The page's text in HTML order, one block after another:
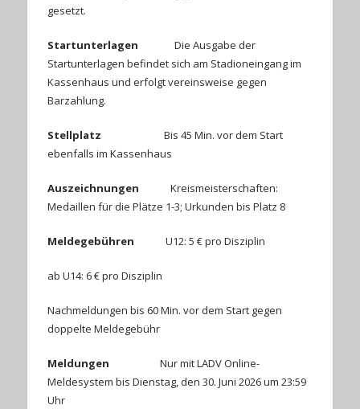
gesetzt.
Startunterlagen
Die Ausgabe der
Startunterlagen befindet sich am Stadioneingang im
Kassenhaus und erfolgt vereinsweise gegen
Barzahlung.
Stellplatz
Bis 45 Min. vor dem Start
ebenfalls im Kassenhaus
Auszeichnungen
Kreismeisterschaften:
Medaillen für die Plätze 1-3; Urkunden bis Platz 8
Meldegebühren U12: 5 € pro Disziplin
ab U14: 6 € pro Disziplin
Nachmeldungen bis 60 Min. vor dem Start gegen
doppelte Meldegebühr
Meldungen
Nur mit LADV Online-
Meldesystem bis Dienstag, den 30. Juni 2026 um 23:59
Uhr